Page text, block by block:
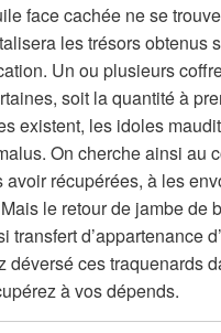
face cachée ne se
les trésors obtenus
Un ou plusieurs
soit la quantité à
existent, les idoles
On cherche ainsi au
avoir récupérées, à les
le retour de jambe de
transfert d’appartenance
déversé ces traquenards
à vos dépends.